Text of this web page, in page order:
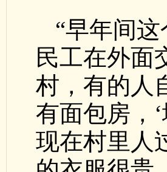
“早年间
民工在外面
村，有的人
有面包房，
现在村里人